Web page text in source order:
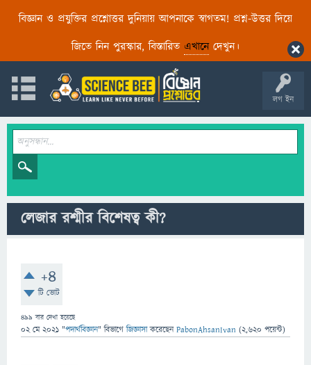
বিজ্ঞান ও প্রযুক্তির প্রশ্নোত্তর দুনিয়ায় আপনাকে স্বাগতম! প্রশ্ন-উত্তর দিয়ে
জিতে নিন পুরস্কার, বিস্তারিত এখানেদেখুন।
লগ ইন
লেজার রশ্মীর বিশেষত্ব কী?
+4
টি ভোট
499 বার দেখা হয়েছে
02 মে 2021 "পদার্থবিজ্ঞান" বিভাগে জিজ্ঞাসাকরেছেনPabonAhsanIvan (2,620 পয়েন্ট)